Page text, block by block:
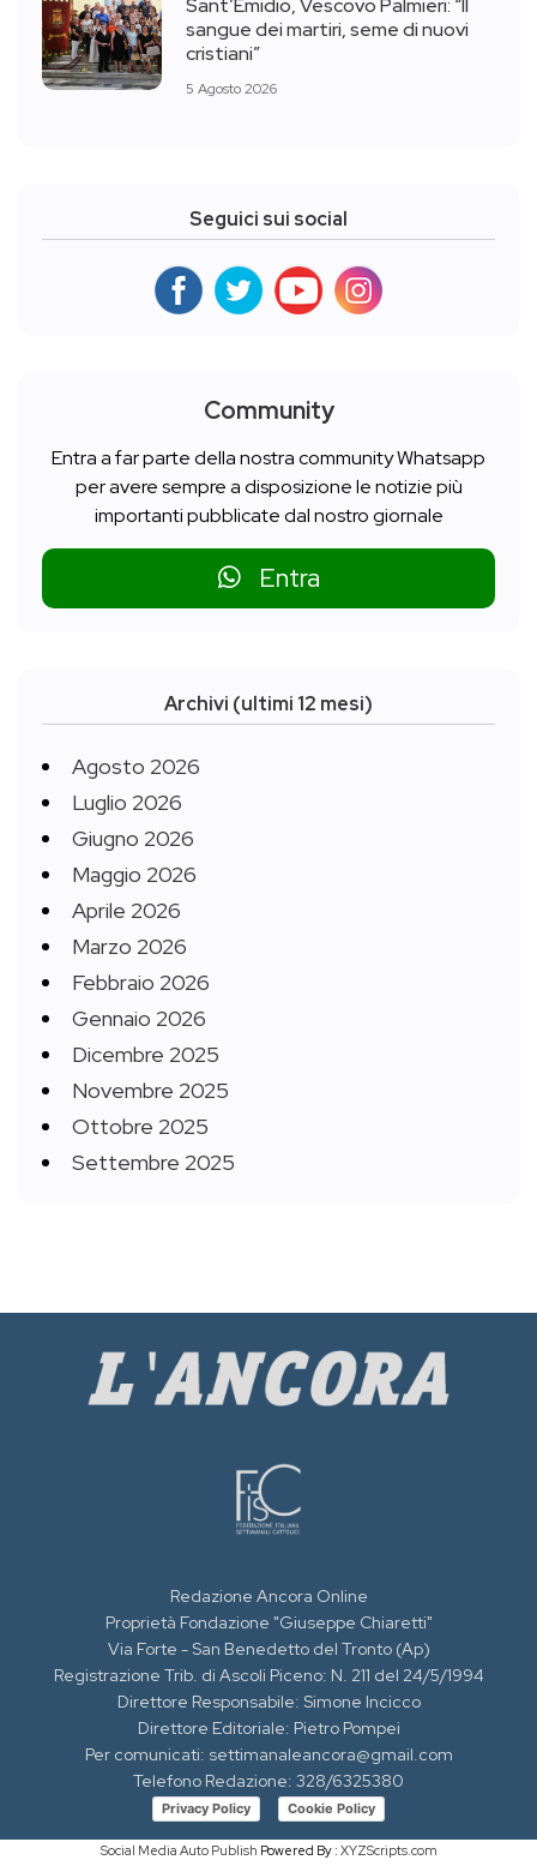
Sant’Emidio, Vescovo Palmieri: “Il
sangue dei martiri, seme di nuovi
cristiani”
5 Agosto 2026
Seguici sui social
Community
Entra a far parte della nostra community Whatsapp
per avere sempre a disposizione le notizie più
importanti pubblicate dal nostro giornale
Entra
Archivi (ultimi 12 mesi)
Agosto 2026
Luglio 2026
Giugno 2026
Maggio 2026
Aprile 2026
Marzo 2026
Febbraio 2026
Gennaio 2026
Dicembre 2025
Novembre 2025
Ottobre 2025
Settembre 2025
Redazione Ancora Online
Proprietà Fondazione "Giuseppe Chiaretti"
Via Forte - San Benedetto del Tronto (Ap)
Registrazione Trib. di Ascoli Piceno: N. 211 del 24/5/1994
Direttore Responsabile: Simone Incicco
Direttore Editoriale: Pietro Pompei
Per comunicati: settimanaleancora@gmail.com
Telefono Redazione: 328/6325380
Privacy Policy Cookie Policy
Social Media Auto Publish Powered By : XYZScripts.com